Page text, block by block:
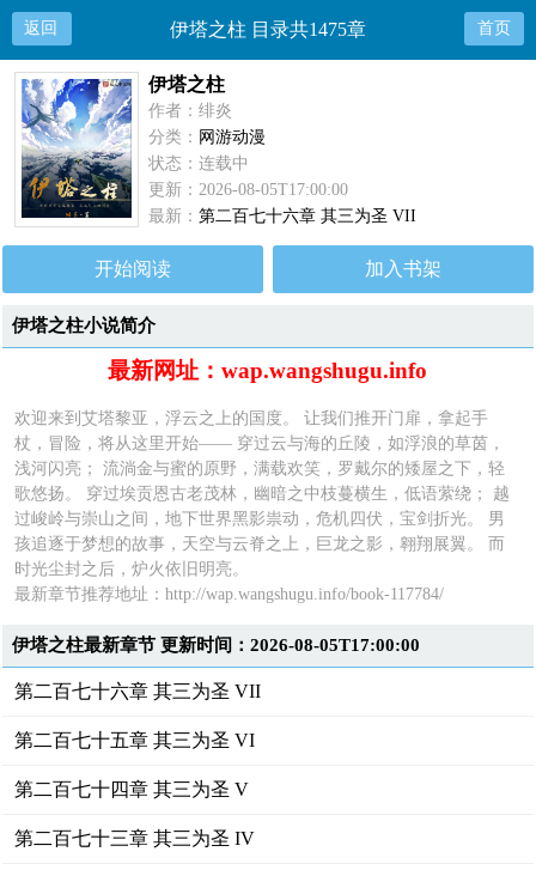
返回 伊塔之柱 目录共1475章 首页
伊塔之柱
作者：绯炎
分类： 网游动漫
状态：连载中
更新：2026-08-05T17:00:00
最新：第二百七十六章 其三为圣 VII
开始阅读 加入书架
伊塔之柱小说简介
最新网址：wap.wangshugu.info
欢迎来到艾塔黎亚，浮云之上的国度。 让我们推开门扉，拿起手
杖，冒险，将从这里开始—— 穿过云与海的丘陵，如浮浪的草茵，
浅河闪亮； 流淌金与蜜的原野，满载欢笑，罗戴尔的矮屋之下，轻
歌悠扬。 穿过埃贡恩古老茂林，幽暗之中枝蔓横生，低语萦绕； 越
过峻岭与崇山之间，地下世界黑影祟动，危机四伏，宝剑折光。 男
孩追逐于梦想的故事，天空与云脊之上，巨龙之影，翱翔展翼。 而
时光尘封之后，炉火依旧明亮。
最新章节推荐地址：http://wap.wangshugu.info/book-117784/
伊塔之柱最新章节 更新时间：2026-08-05T17:00:00
第二百七十六章 其三为圣 VII
第二百七十五章 其三为圣 VI
第二百七十四章 其三为圣 V
第二百七十三章 其三为圣 IV